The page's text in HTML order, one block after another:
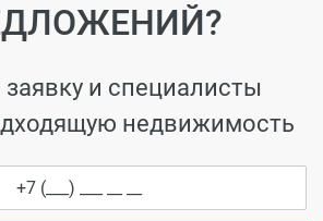
заявку и специалисты
недвижимость